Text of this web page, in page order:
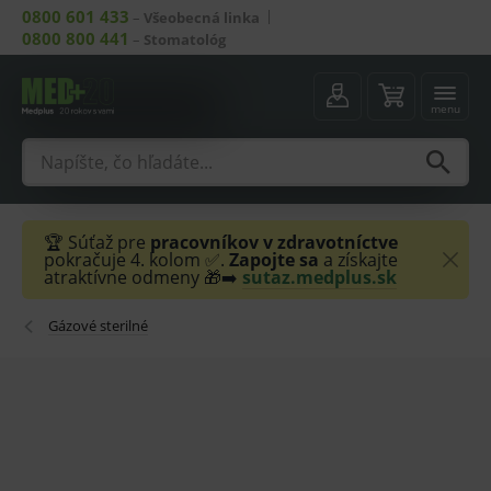
0800 601 433 – Všeobecná linka
0800 800 441 – Stomatológ
menu
🏆 Súťaž pre pracovníkov v zdravotníctve
pokračuje 4. kolom ✅. Zapojte sa a získajte
atraktívne odmeny 🎁➡️ sutaz.medplus.sk
Gázové sterilné